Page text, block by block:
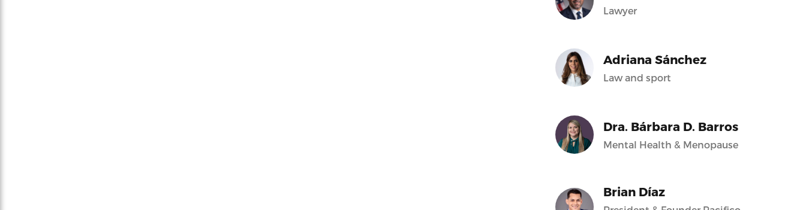
Lawyer
Adriana Sánchez
Law and sport
Dra. Bárbara D. Barros
Mental Health & Menopause
Brian Díaz